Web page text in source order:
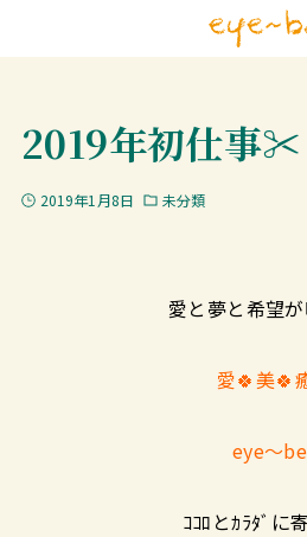
2019年初仕事✂️
2019年1月8日 未分類
愛と夢と希望
愛🍀美🍀
eye～
ｺｺﾛとｶﾗﾀﾞに